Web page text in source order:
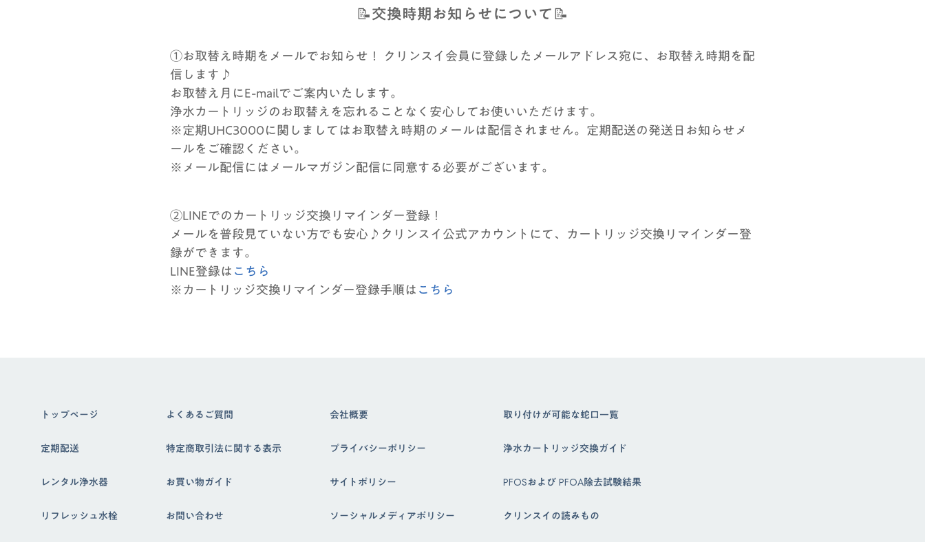
📝交換時期お知らせについて📝
①お取替え時期をメールでお知らせ！ クリンスイ会員に登録したメールアドレス宛に、お取替え時期を配
信します♪
お取替え月にE-mailでご案内いたします。
浄水カートリッジのお取替えを忘れることなく安心してお使いいただけます。
※定期UHC3000に関しましてはお取替え時期のメールは配信されません。定期配送の発送日お知らせメ
ールをご確認ください。
※メール配信にはメールマガジン配信に同意する必要がございます。
②LINEでのカートリッジ交換リマインダー登録！
メールを普段見ていない方でも安心♪クリンスイ公式アカウントにて、カートリッジ交換リマインダー登
録ができます。
LINE登録は こちら
※カートリッジ交換リマインダー登録手順は こちら
トップページ
定期配送
レンタル浄水器
リフレッシュ水栓
よくあるご質問
特定商取引法に関する表示
お買い物ガイド
お問い合わせ
会社概要
プライバシーポリシー
サイトポリシー
ソーシャルメディアポリシー
取り付けが可能な蛇口一覧
浄水カートリッジ交換ガイド
PFOSおよび PFOA除去試験結果
クリンスイの読みもの